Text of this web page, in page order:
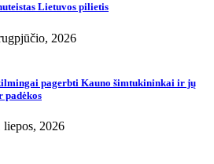
Lietuvos pilietis
2026
pagerbti Kauno šimtukininkai ir jų
padėkos
liepos, 2026